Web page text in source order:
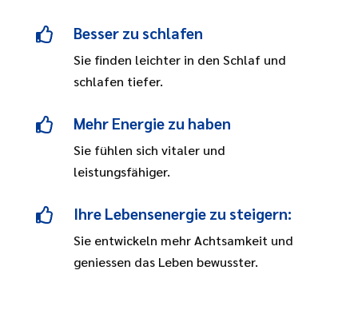
 Besser zu schlafen
Sie finden leichter in den Schlaf und
schlafen tiefer.
 Mehr Energie zu haben
Sie fühlen sich vitaler und
leistungsfähiger.
 Ihre Lebensenergie zu steigern:
Sie entwickeln mehr Achtsamkeit und
geniessen das Leben bewusster.